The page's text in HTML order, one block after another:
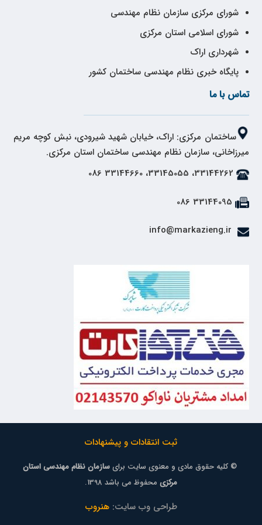
شورای مرکزی سازمان نظام مهندسی
شورای اسلامی استان مرکزی
شهرداری اراک
پایگاه خبری نظام مهندسی ساختمان کشور
تماس با ما
ساختمان مرکزی: اراک، خیابان شهید شیرودی، نبش کوچه مریم
میرزاخانی، سازمان نظام مهندسی ساختمان استان مرکزی.
33144262، 33145055، 33144660 086
33144095 086
ثبت انتقادات و پیشنهادات
© کلیه حقوق مادی و معنوی سایت برایسازمان نظام مهندسی استان
مرکزی محفوظ می باشد 1398.
طراحی وب سایت:هنروب